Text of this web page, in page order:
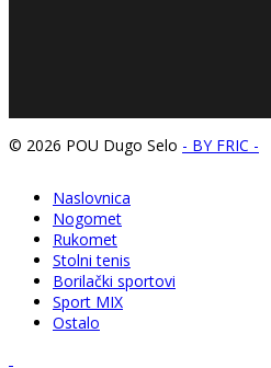
© 2026 POU Dugo Selo - BY FRIC -
Naslovnica
Nogomet
Rukomet
Stolni tenis
Borilački sportovi
Sport MIX
Ostalo